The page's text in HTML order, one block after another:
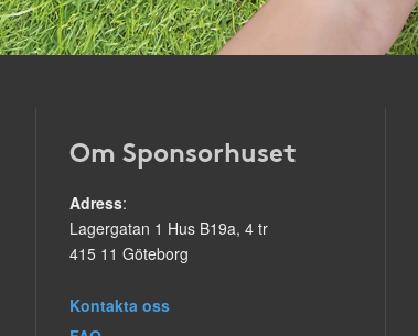
Om Sponsorhuset
Adress:
Lagergatan 1 Hus B19a, 4 tr
415 11 Göteborg
Kontakta oss